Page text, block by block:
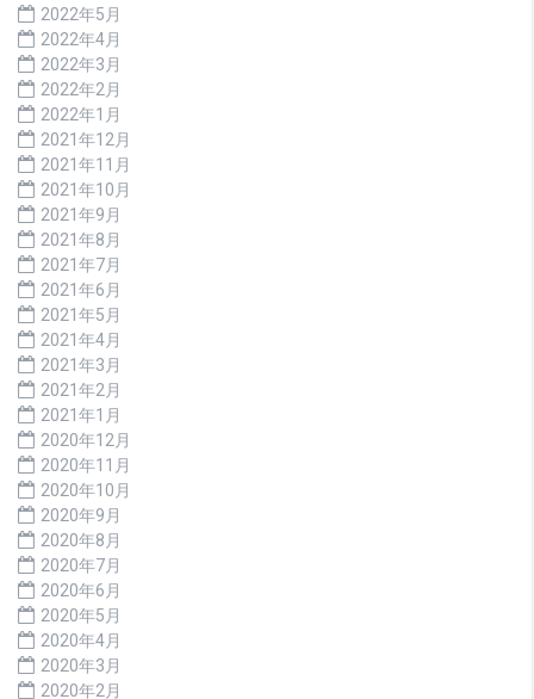
2022年5月
2022年4月
2022年3月
2022年2月
2022年1月
2021年12月
2021年11月
2021年10月
2021年9月
2021年8月
2021年7月
2021年6月
2021年5月
2021年4月
2021年3月
2021年2月
2021年1月
2020年12月
2020年11月
2020年10月
2020年9月
2020年8月
2020年7月
2020年6月
2020年5月
2020年4月
2020年3月
2020年2月